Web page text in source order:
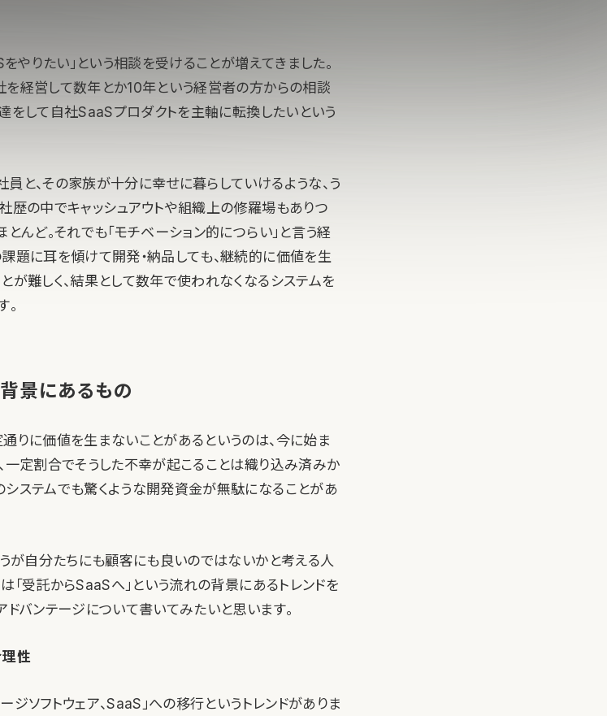
やりたい」という相談を受けることが増えてきました。
を経営して数年とか10年という経営者の方からの相談
をして自社SaaSプロダクトを主軸に転換したいという
と、その家族が十分に幸せに暮らしていけるような、う
歴の中でキャッシュアウトや組織上の修羅場もありつ
んど。それでも「モチベーション的につらい」と言う経
題に耳を傾けて開発・納品しても、継続的に価値を生
が難しく、結果として数年で使われなくなるシステムを
。
景にあるもの
りに価値を生まないことがあるというのは、今に始ま
一定割合でそうした不幸が起こることは織り込み済みか
ステムでも驚くような開発資金が無駄になることがあ
が自分たちにも顧客にも良いのではないかと考える人
「受託からSaaSへ」という流れの背景にあるトレンドを
ドバンテージについて書いてみたいと思います。
性
ソフトウェア、SaaS」への移行というトレンドがありま